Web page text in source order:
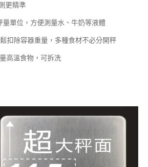
更精準
單位，方便測量水、牛奶等液體
扣除容器重量，多種食材不必分開秤
高溫食物，可拆洗